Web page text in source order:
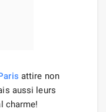
attire non
aussi leurs
charme!